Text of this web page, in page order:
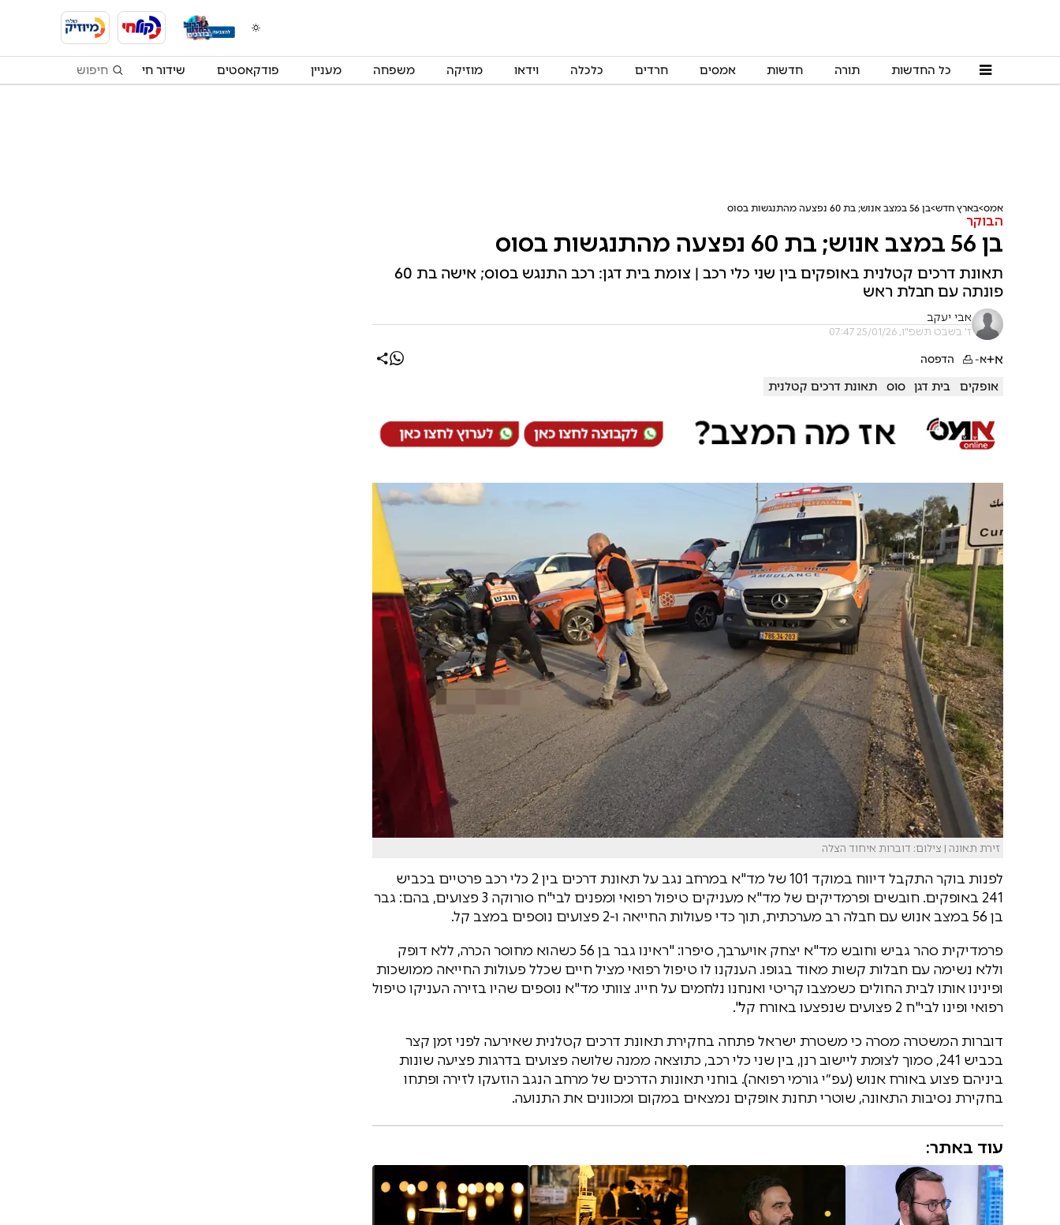
כל החדשות תורה חדשות אמסים חרדים כלכלה וידאו מוזיקה משפחה מעניין פודקאסטים שידור חי
אמס בארץ חדש בן 56 במצב אנוש; בת 60 נפצעה מהתנגשות בסוס
הבוקר
בן 56 במצב אנוש; בת 60 נפצעה מהתנגשות בסוס
תאונת דרכים קטלנית באופקים בין שני כלי רכב | צומת בית דגן: רכב התנגש בסוס; אישה בת 60
פונתה עם חבלת ראש
אבי יעקב
ז' בשבט תשפ"ו, 25/01/26 07:47
א+א- הדפסה
אופקים בית דגן סוס תאונת דרכים קטלנית
זירת תאונה | צילום: דוברות איחוד הצלה
לפנות בוקר התקבל דיווח במוקד 101 של מד"א במרחב נגב על תאונת דרכים בין 2 כלי רכב פרטיים בכביש
241 באופקים. חובשים ופרמדיקים של מד"א מעניקים טיפול רפואי ומפנים לבי"ח סורוקה 3 פצועים, בהם: גבר
בן 56 במצב אנוש עם חבלה רב מערכתית, תוך כדי פעולות החייאה ו-2 פצועים נוספים במצב קל.
פרמדיקית סהר גביש וחובש מד"א יצחק אויערבך, סיפרו: "ראינו גבר בן 56 כשהוא מחוסר הכרה, ללא דופק
וללא נשימה עם חבלות קשות מאוד בגופו. הענקנו לו טיפול רפואי מציל חיים שכלל פעולות החייאה ממושכות
ופינינו אותו לבית החולים כשמצבו קריטי ואנחנו נלחמים על חייו. צוותי מד"א נוספים שהיו בזירה העניקו טיפול
רפואי ופינו לבי"ח 2 פצועים שנפצעו באורח קל".
דוברות המשטרה מסרה כי משטרת ישראל פתחה בחקירת תאונת דרכים קטלנית שאירעה לפני זמן קצר
בכביש 241, סמוך לצומת ליישוב רנן, בין שני כלי רכב, כתוצאה ממנה שלושה פצועים בדרגות פציעה שונות
ביניהם פצוע באורח אנוש (עפ״י גורמי רפואה). בוחני תאונות הדרכים של מרחב הנגב הוזעקו לזירה ופתחו
בחקירת נסיבות התאונה, שוטרי תחנת אופקים נמצאים במקום ומכוונים את התנועה.
עוד באתר: